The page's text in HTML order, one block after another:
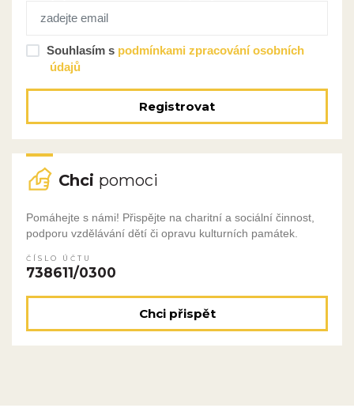
Souhlasím s podmínkami zpracování osobních
údajů
Registrovat
Chci pomoci
Pomáhejte s námi! Přispějte na charitní a sociální činnost,
podporu vzdělávání dětí či opravu kulturních památek.
ČÍSLO ÚČTU
738611/0300
Chci přispět